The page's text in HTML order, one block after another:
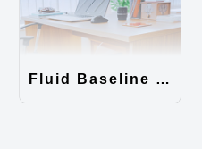
Fluid Baseline Grid主题汉化包